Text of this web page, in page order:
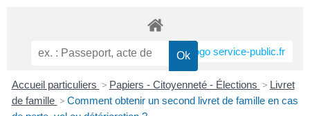
Accueil particuliers > Papiers - Citoyenneté - Élections > Livret
de famille > Comment obtenir un second livret de famille en cas